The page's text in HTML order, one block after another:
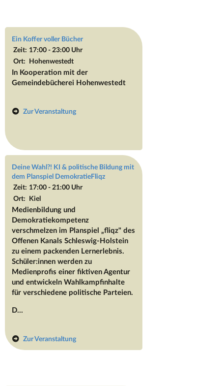
Ein Koffer voller Bücher
Zeit: 17:00 - 23:00 Uhr
Ort: Hohenwestedt
In Kooperation mit der
Gemeindebücherei Hohenwestedt
Zur Veranstaltung
Deine Wahl?! KI & politische Bildung mit
dem Planspiel DemokratieFliqz
Zeit: 17:00 - 21:00 Uhr
Ort: Kiel
Medienbildung und
Demokratiekompetenz
verschmelzen im Planspiel „fliqz" des
Offenen Kanals Schleswig-Holstein
zu einem packenden Lernerlebnis.
Schüler:innen werden zu
Medienprofis einer fiktiven Agentur
und entwickeln Wahlkampfinhalte
für verschiedene politische Parteien.
D...
Zur Veranstaltung